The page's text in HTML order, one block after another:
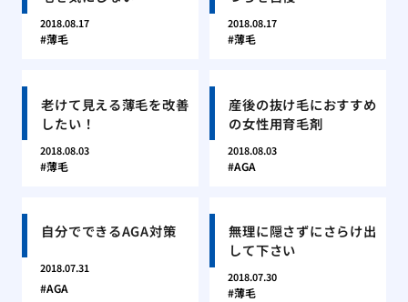
2018.08.17
薄毛
2018.08.17
薄毛
老けて見える薄毛を改善
したい！
2018.08.03
薄毛
産後の抜け毛におすすめ
の女性用育毛剤
2018.08.03
AGA
自分でできるAGA対策
2018.07.31
AGA
無理に隠さずにさらけ出
して下さい
2018.07.30
薄毛